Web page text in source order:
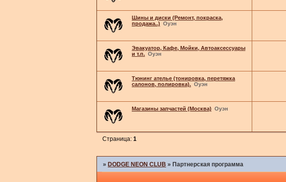
Шины и диски (Ремонт, покраска,
продажа..) Оуэн
Эвакуатор, Кафе, Мойки, Автоаксессуары
и т.п. Оуэн
Тюнинг ателье (тонировка, перетяжка
салонов, полировка). Оуэн
Магазины запчастей (Москва) Оуэн
Страница:1
» DODGE NEON CLUB » Партнерская программа